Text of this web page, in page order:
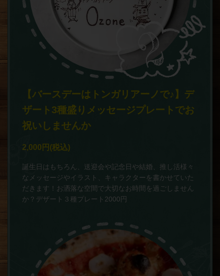
【バースデーはトンガリアーノで♪】デ
ザート3種盛りメッセージプレートでお
祝いしませんか
2,000円 (税込)
誕生日はもちろん、送迎会や記念日や結婚、推し活様々
なメッセージやイラスト、キャラクターを書かせていた
だきます！お洒落な空間で大切なお時間を過ごしません
か？デザート３種プレート2000円